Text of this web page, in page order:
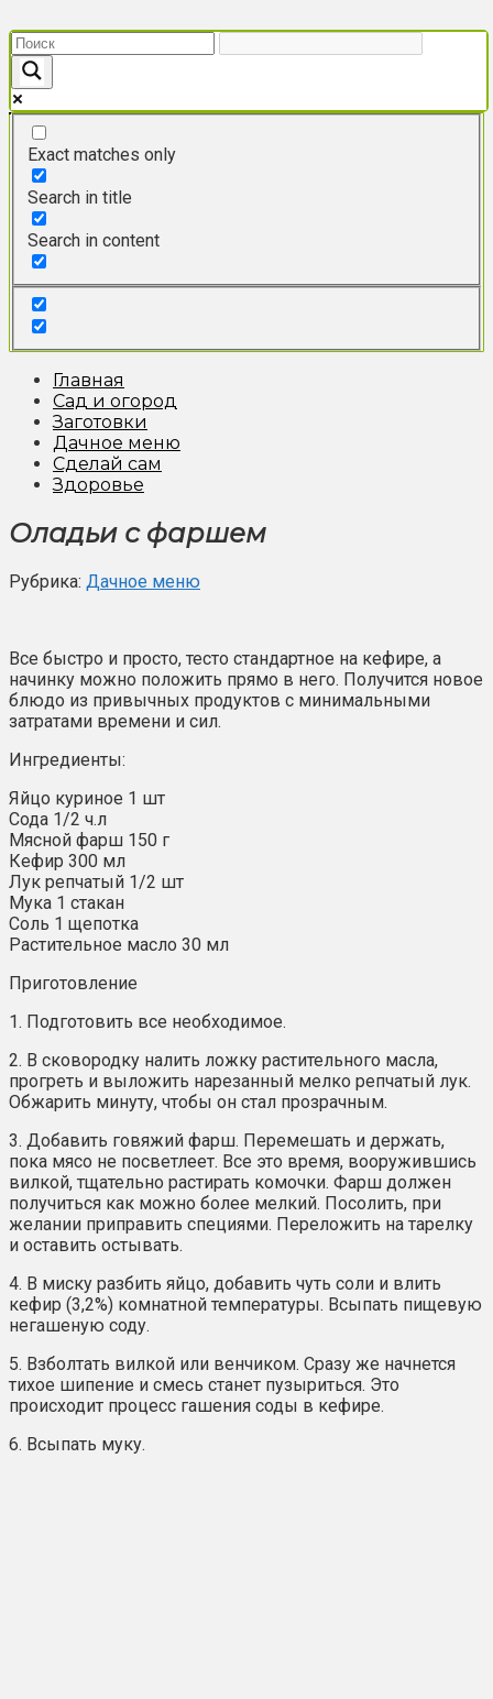
к
контенту
Exact matches only
Search in title
Search in content
Главная
Сад и огород
Заготовки
Дачное меню
Сделай сам
Здоровье
Оладьи с фаршем
Рубрика: Дачное меню
Все быстро и просто, тесто стандартное на кефире, а
начинку можно положить прямо в него. Получится новое
блюдо из привычных продуктов с минимальными
затратами времени и сил.
Ингредиенты:
Яйцо куриное 1 шт
Сода 1/2 ч.л
Мясной фарш 150 г
Кефир 300 мл
Лук репчатый 1/2 шт
Мука 1 стакан
Соль 1 щепотка
Растительное масло 30 мл
Приготовление
1. Подготовить все необходимое.
2. В сковородку налить ложку растительного масла,
прогреть и выложить нарезанный мелко репчатый лук.
Обжарить минуту, чтобы он стал прозрачным.
3. Добавить говяжий фарш. Перемешать и держать,
пока мясо не посветлеет. Все это время, вооружившись
вилкой, тщательно растирать комочки. Фарш должен
получиться как можно более мелкий. Посолить, при
желании приправить специями. Переложить на тарелку
и оставить остывать.
4. В миску разбить яйцо, добавить чуть соли и влить
кефир (3,2%) комнатной температуры. Всыпать пищевую
негашеную соду.
5. Взболтать вилкой или венчиком. Сразу же начнется
тихое шипение и смесь станет пузыриться. Это
происходит процесс гашения соды в кефире.
6. Всыпать муку.